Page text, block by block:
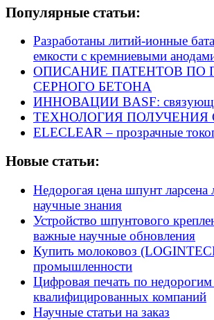
Популярные статьи:
Разработаны литий-ионные
емкости с кремниевыми
ОПИСАНИЕ ПАТЕНТОВ ПО
СЕРНОГО БЕТОНА
ИННОВАЦИИ BASF:
ТЕХНОЛОГИЯ ПОЛУЧЕНИЯ
ELECLEAR – прозрачные
Новые статьи:
Недорогая цена шпунт ларсена
научные знания
Устройство шпунтового
важные научные обновления
Купить молоковоз
промышленности
Цифровая печать по
квалифицированных компаний
Научные статьи на заказ